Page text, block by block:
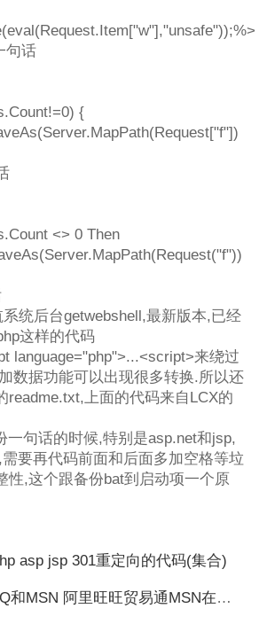
句话
{
<> 0 Then
统后台getwebshell,最新版本,已经
这样的代码
language="php">...<script>来绕过
数据功能可以出现很多转换.所以还
readme.txt,上面的代码来自LCX的
一句话的时候,特别是asp.net和jsp,
要再代码前面和后面多加空格等垃
性,这个跟备份bat到启动项一个原
asp jsp 301重定向的代码(集合)
阿里旺旺贸易通MSN在线客服在线聊天代码